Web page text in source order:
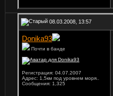
08.03.2008, 13:57
Donika93
Почти в банде
Регистрация: 04.07.2007
Адрес: 1,5км под уровнем моря..
Сообщения: 1,325